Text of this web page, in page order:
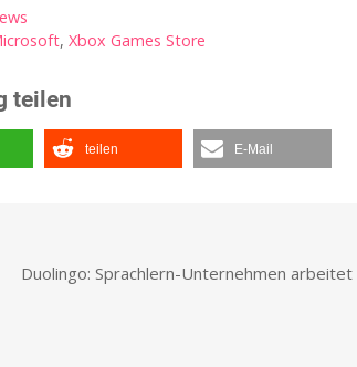
,Xbox Games Store
teilen
teilen E-Mail
Duolingo: Sprachlern-Unternehmen arbeitet